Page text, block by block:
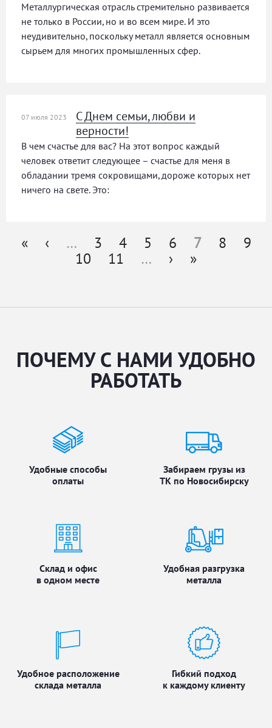
Металлургическая отрасль стремительно развивается
не только в России, но и во всем мире. И это
неудивительно, поскольку металл является основным
сырьем для многих промышленных сфер.
07 июля 2023
С Днем семьи, любви и
верности!
В чем счастье для вас? На этот вопрос каждый
человек ответит следующее – счастье для меня в
обладании тремя сокровищами, дороже которых нет
ничего на свете. Это:
« ‹ … 3 4 5 6 7 8
9
10
11 … › »
ПОЧЕМУ С НАМИ УДОБНО
РАБОТАТЬ
Удобные способы
оплаты
Забираем грузы из
ТК по Новосибирску
Склад и офис
в одном месте
Удобная разгрузка
металла
Удобное расположение
склада металла
Гибкий подход
к каждому клиенту